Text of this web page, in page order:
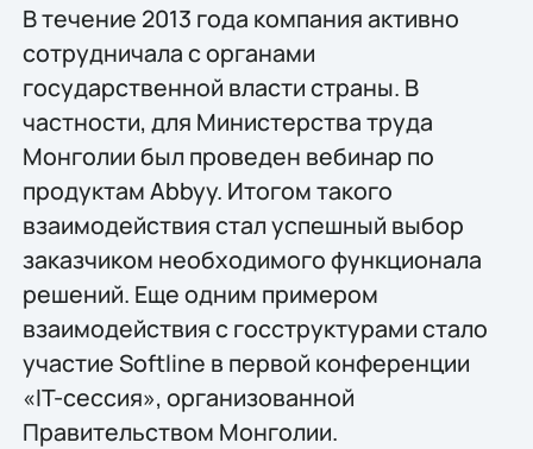
В течение 2013 года компания активно
сотрудничала с органами
государственной власти страны. В
частности, для Министерства труда
Монголии был проведен вебинар по
продуктам Abbyy. Итогом такого
взаимодействия стал успешный выбор
заказчиком необходимого функционала
решений. Еще одним примером
взаимодействия с госструктурами стало
участие Softline в первой конференции
«IT-сессия», организованной
Правительством Монголии.